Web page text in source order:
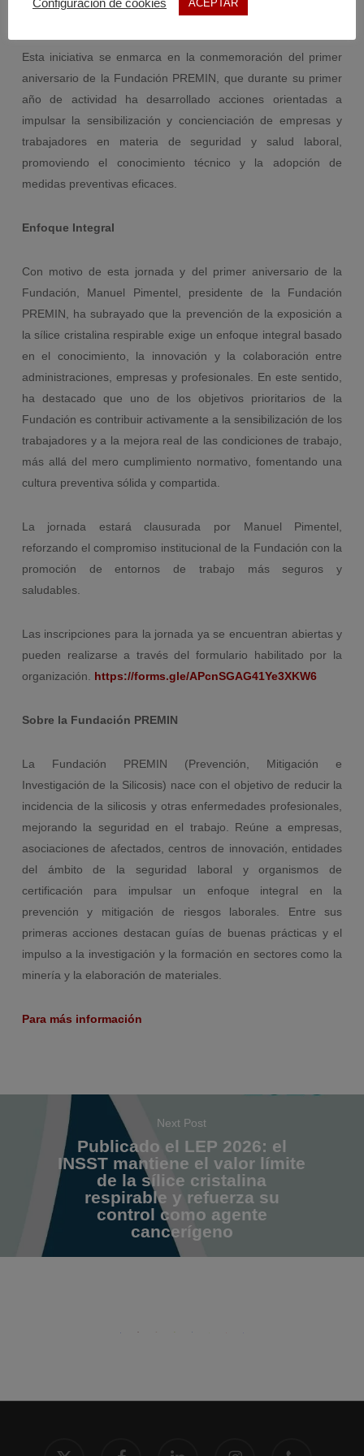
Primer aniversario de la Fundación PREMIN
Esta iniciativa se enmarca en la conmemoración del primer
aniversario de la Fundación PREMIN, que durante su primer
año de actividad ha desarrollado acciones orientadas a
impulsar la sensibilización y concienciación de empresas y
trabajadores en materia de seguridad y salud laboral,
promoviendo el conocimiento técnico y la adopción de
medidas preventivas eficaces.
Enfoque Integral
Con motivo de esta jornada y del primer aniversario de la
Fundación, Manuel Pimentel, presidente de la Fundación
PREMIN, ha subrayado que la prevención de la exposición a
la sílice cristalina respirable exige un enfoque integral basado
en el conocimiento, la innovación y la colaboración entre
administraciones, empresas y profesionales. En este sentido,
ha destacado que uno de los objetivos prioritarios de la
Fundación es contribuir activamente a la sensibilización de los
trabajadores y a la mejora real de las condiciones de trabajo,
más allá del mero cumplimiento normativo, fomentando una
cultura preventiva sólida y compartida.
La jornada estará clausurada por Manuel Pimentel,
reforzando el compromiso institucional de la Fundación con la
promoción de entornos de trabajo más seguros y
saludables.
Las inscripciones para la jornada ya se encuentran abiertas y
pueden realizarse a través del formulario habilitado por la
organización. https://forms.gle/APcnSGAG41Ye3XKW6
Sobre la Fundación PREMIN
La Fundación PREMIN (Prevención, Mitigación e
Investigación de la Silicosis) nace con el objetivo de reducir la
incidencia de la silicosis y otras enfermedades profesionales,
mejorando la seguridad en el trabajo. Reúne a empresas,
asociaciones de afectados, centros de innovación, entidades
del ámbito de la seguridad laboral y organismos de
certificación para impulsar un enfoque integral en la
prevención y mitigación de riesgos laborales. Entre sus
primeras acciones destacan guías de buenas prácticas y el
impulso a la investigación y la formación en sectores como la
minería y la elaboración de materiales.
Para más información
Next Post
Publicado el LEP 2026: el
INSST mantiene el valor límite
de la sílice cristalina
respirable y refuerza su
control como agente
cancerígeno
Configuración de cookies ACEPTAR